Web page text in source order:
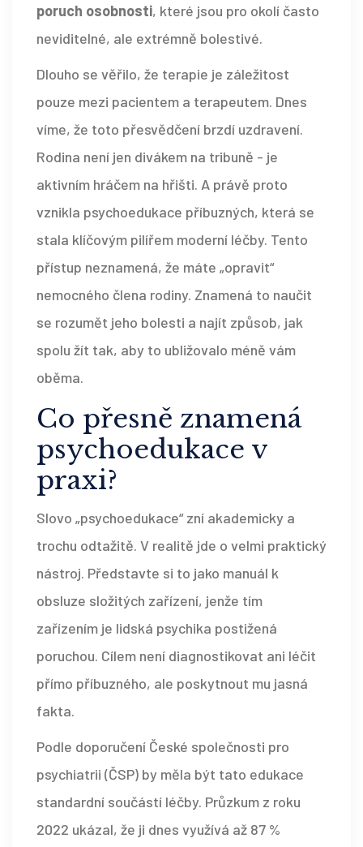
poruch osobnosti, které jsou pro okolí často
neviditelné, ale extrémně bolestivé.
Dlouho se věřilo, že terapie je záležitost
pouze mezi pacientem a terapeutem. Dnes
víme, že toto přesvědčení brzdí uzdravení.
Rodina není jen divákem na tribuně - je
aktivním hráčem na hřišti. A právě proto
vznikla psychoedukace příbuzných, která se
stala klíčovým pilířem moderní léčby. Tento
přístup neznamená, že máte „opravit“
nemocného člena rodiny. Znamená to naučit
se rozumět jeho bolesti a najít způsob, jak
spolu žít tak, aby to ubližovalo méně vám
oběma.
Co přesně znamená
psychoedukace v
praxi?
Slovo „psychoedukace“ zní akademicky a
trochu odtažitě. V realitě jde o velmi praktický
nástroj. Představte si to jako manuál k
obsluze složitých zařízení, jenže tím
zařízením je lidská psychika postižená
poruchou. Cílem není diagnostikovat ani léčit
přímo příbuzného, ale poskytnout mu jasná
fakta.
Podle doporučení České společnosti pro
psychiatrii (ČSP) by měla být tato edukace
standardní součástí léčby. Průzkum z roku
2022 ukázal, že ji dnes využívá až 87 %